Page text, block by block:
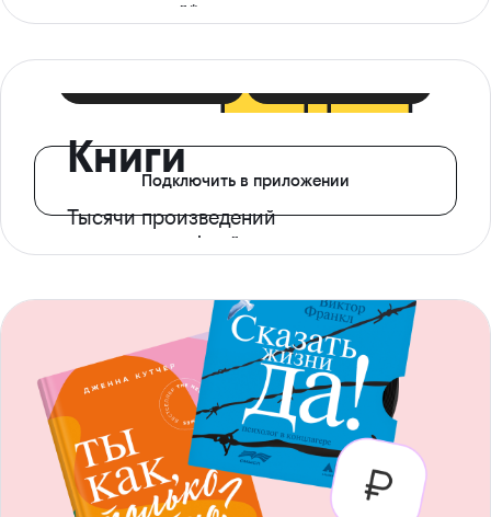
ограничений*
Книги
Тысячи произведений
с доступом офлайн
Подключить в приложении